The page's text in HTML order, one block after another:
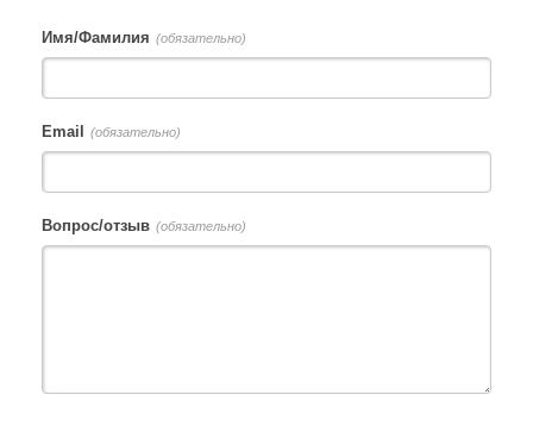
Имя/Фамилия (обязательно)
Email (обязательно)
Вопрос/отзыв (обязательно)